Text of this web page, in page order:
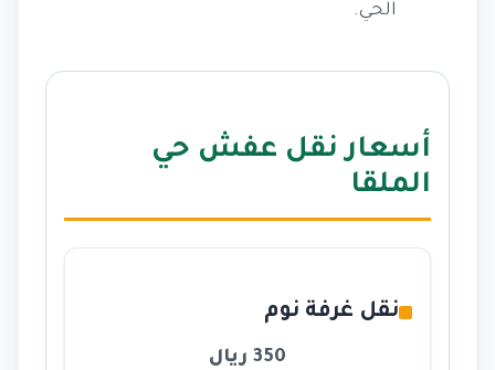
الحي.
أسعار نقل عفش حي
الملقا
نقل غرفة نوم
350 ريال